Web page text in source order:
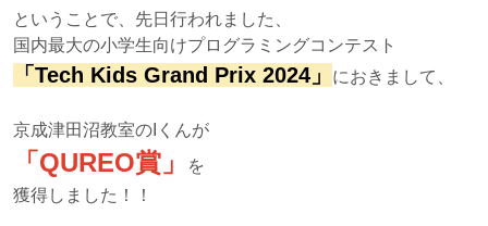
ということで、先日行われました、
国内最大の小学生向けプログラミングコンテスト
「Tech Kids Grand Prix 2024」 におきまして、
京成津田沼教室のIくんが
「QUREO賞」
を
獲得しました！！